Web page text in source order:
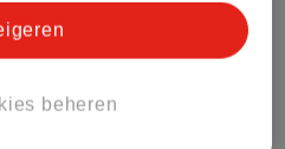
Babyslaapzakken
beheren